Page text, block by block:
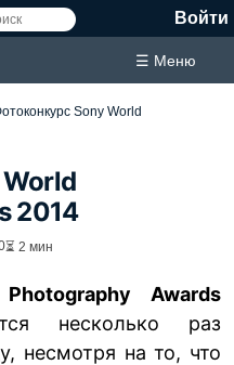
Войти
☰ Меню
Sony World
World
2014
⏳ 2 мин
Awards
несколько раз
несмотря на то, что